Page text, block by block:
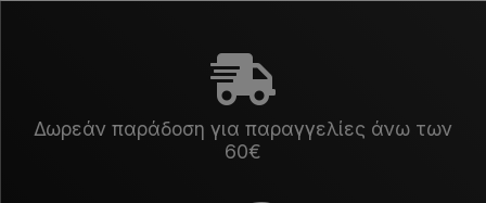
Δωρεάν παράδοση για παραγγελίες άνω των
60€